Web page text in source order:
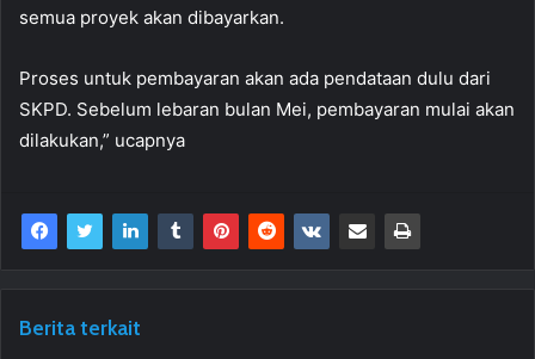
semua proyek akan dibayarkan.
Proses untuk pembayaran akan ada pendataan dulu dari
SKPD. Sebelum lebaran bulan Mei, pembayaran mulai akan
dilakukan,” ucapnya
Berita terkait